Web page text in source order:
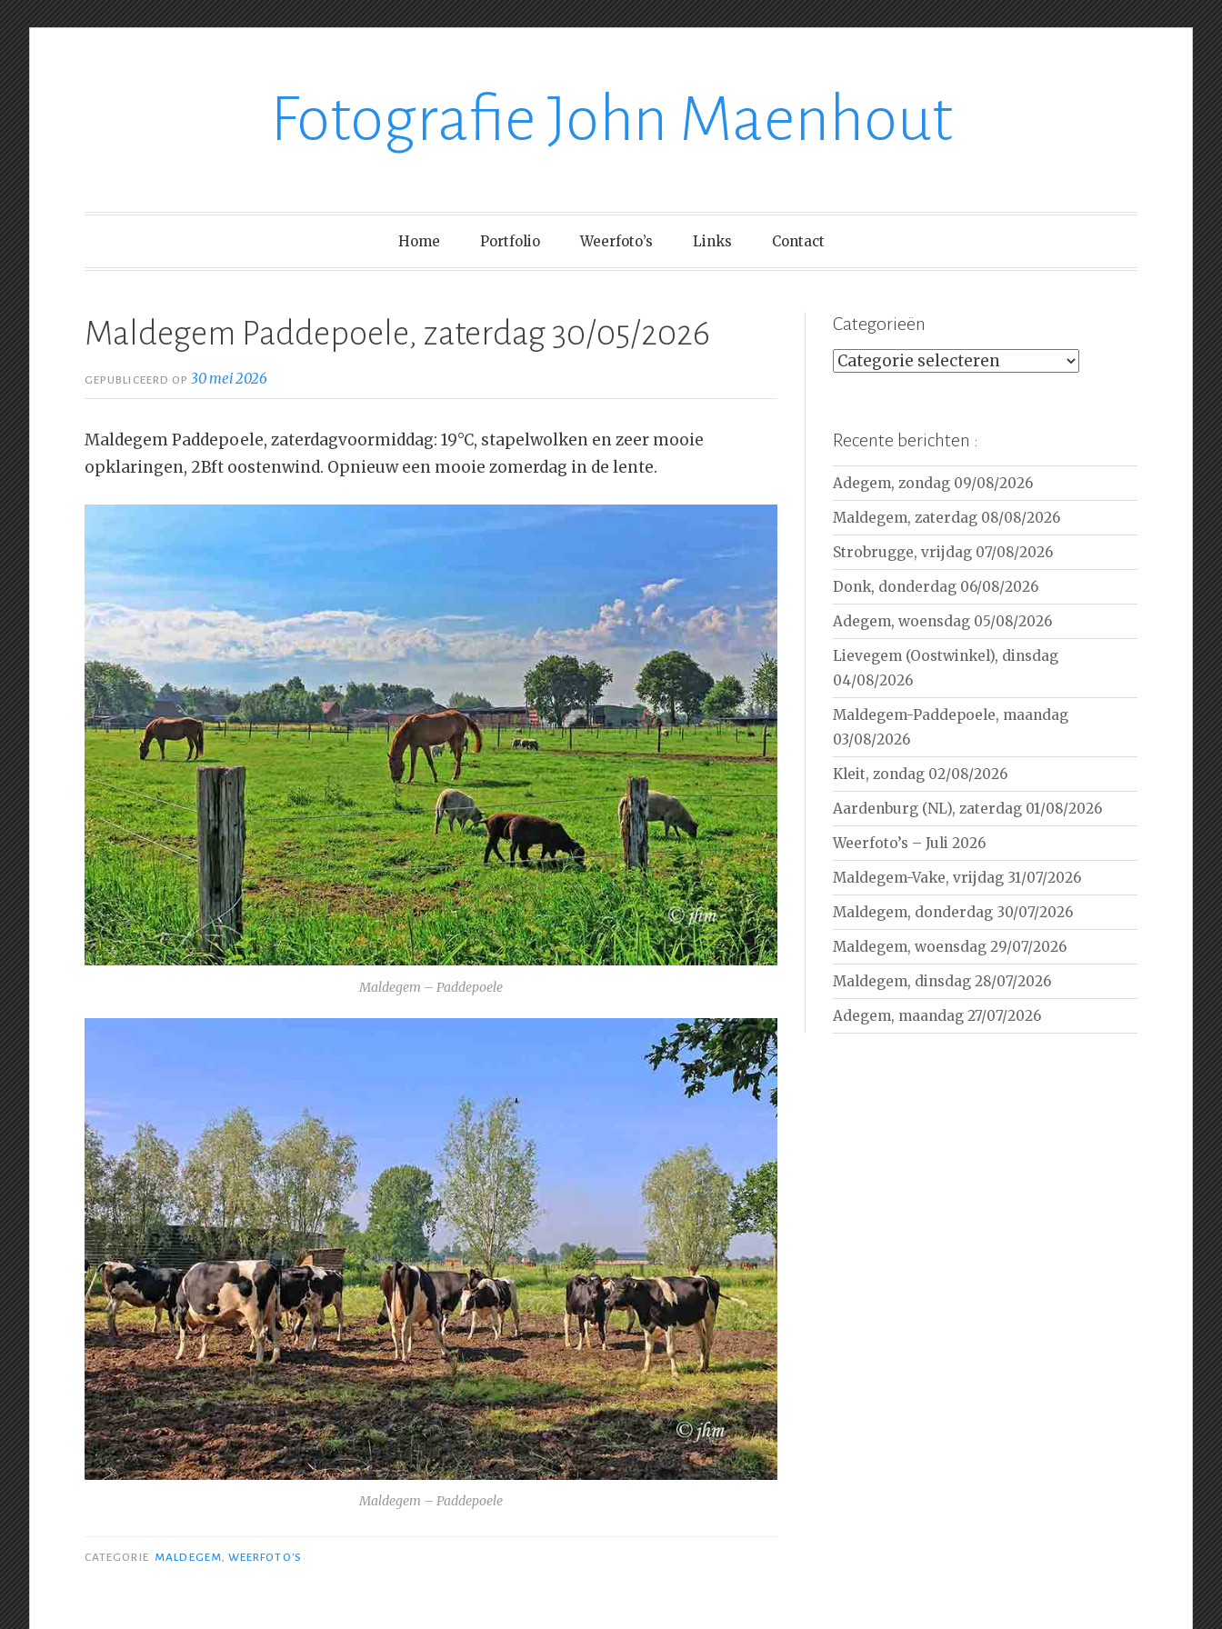
Fotografie John Maenhout
Home Portfolio Weerfoto’s Links Contact
Maldegem Paddepoele, zaterdag 30/05/2026
GEPUBLICEERD OP30 mei 2026
Maldegem Paddepoele, zaterdagvoormiddag: 19°C, stapelwolken en zeer mooie
opklaringen, 2Bft oostenwind. Opnieuw een mooie zomerdag in de lente.
Maldegem – Paddepoele
Maldegem – Paddepoele
CATEGORIE MALDEGEM WEERFOTO'S
Categorieën
Categorieën
Recente berichten :
Adegem, zondag 09/08/2026
Maldegem, zaterdag 08/08/2026
Strobrugge, vrijdag 07/08/2026
Donk, donderdag 06/08/2026
Adegem, woensdag 05/08/2026
Lievegem (Oostwinkel), dinsdag
04/08/2026
Maldegem-Paddepoele, maandag
03/08/2026
Kleit, zondag 02/08/2026
Aardenburg (NL), zaterdag 01/08/2026
Weerfoto’s – Juli 2026
Maldegem-Vake, vrijdag 31/07/2026
Maldegem, donderdag 30/07/2026
Maldegem, woensdag 29/07/2026
Maldegem, dinsdag 28/07/2026
Adegem, maandag 27/07/2026